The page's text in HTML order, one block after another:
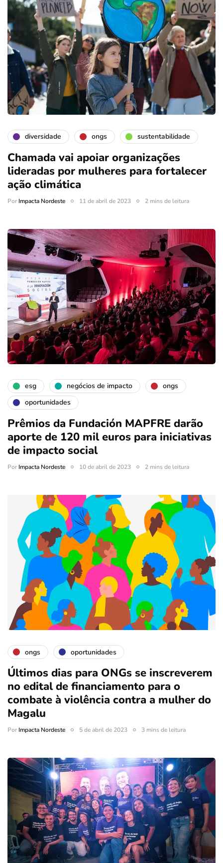
diversidade ongs sustentabilidade
Chamada vai apoiar organizações
lideradas por mulheres para fortalecer
ação climática
PorImpacta Nordeste 11 de abril de 2023 2 mins de leitura
esg negócios de impacto
ongs
oportunidades
Prêmios da Fundación MAPFRE darão
aporte de 120 mil euros para iniciativas
de impacto social
PorImpacta Nordeste 10 de abril de 2023 2 mins de leitura
ongs oportunidades
Últimos dias para ONGs se inscreverem
no edital de financiamento para o
combate à violência contra a mulher do
Magalu
PorImpacta Nordeste 5 de abril de 2023 3 mins de leitura